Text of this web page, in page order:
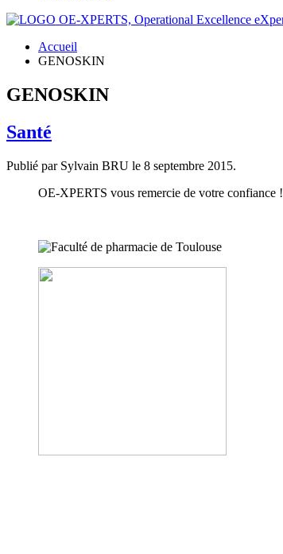
Accueil
GENOSKIN
GENOSKIN
Santé
Publié par Sylvain BRU le 8 septembre 2015.
OE-XPERTS vous remercie de votre confiance !